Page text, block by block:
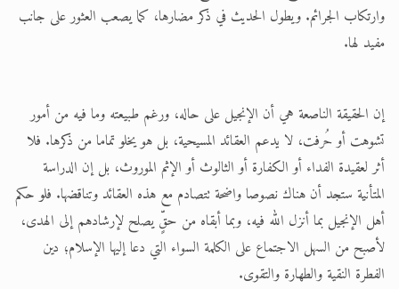
وارتكاب الجرائم. ويطول الحديث في ذكر مضارها، كما يصعب العثور على جانب
مفيد لها.
إن الحقيقة الناصعة هي أن الإنجيل على حاله، ورغم طبيعته وما فيه من أمور
تشوهت أو حُرفت، لا يدعم العقائد المسيحية، بل هو يخلو تماما من ذكرها. فلا
أثر لعقيدة الفداء أو الكفارة أو الثالوث أو الإثم الموروث، بل إن الدراسة
المتأنية ستجد أن هناك نصوصا واضحة تتصادم مع هذه العقائد وتناقضها. فلو حكم
أهل الإنجيل بما أنزل الله فيه، وبما أبقاه من حقٍّ يصلح لإرشادهم إلى الهدى،
لأصبح من السهل الاجتماع على الكلمة السواء التي دعا إليها الإسلام؛ دين
الفطرة النقية والطهارة والتقوى.